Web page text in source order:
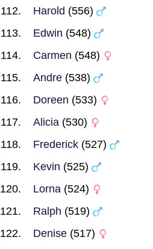
Harold (556)
Edwin (548)
Carmen (548)
Andre (538)
Doreen (533)
Alicia (530)
Frederick (527)
Kevin (525)
Lorna (524)
Ralph (519)
Denise (517)